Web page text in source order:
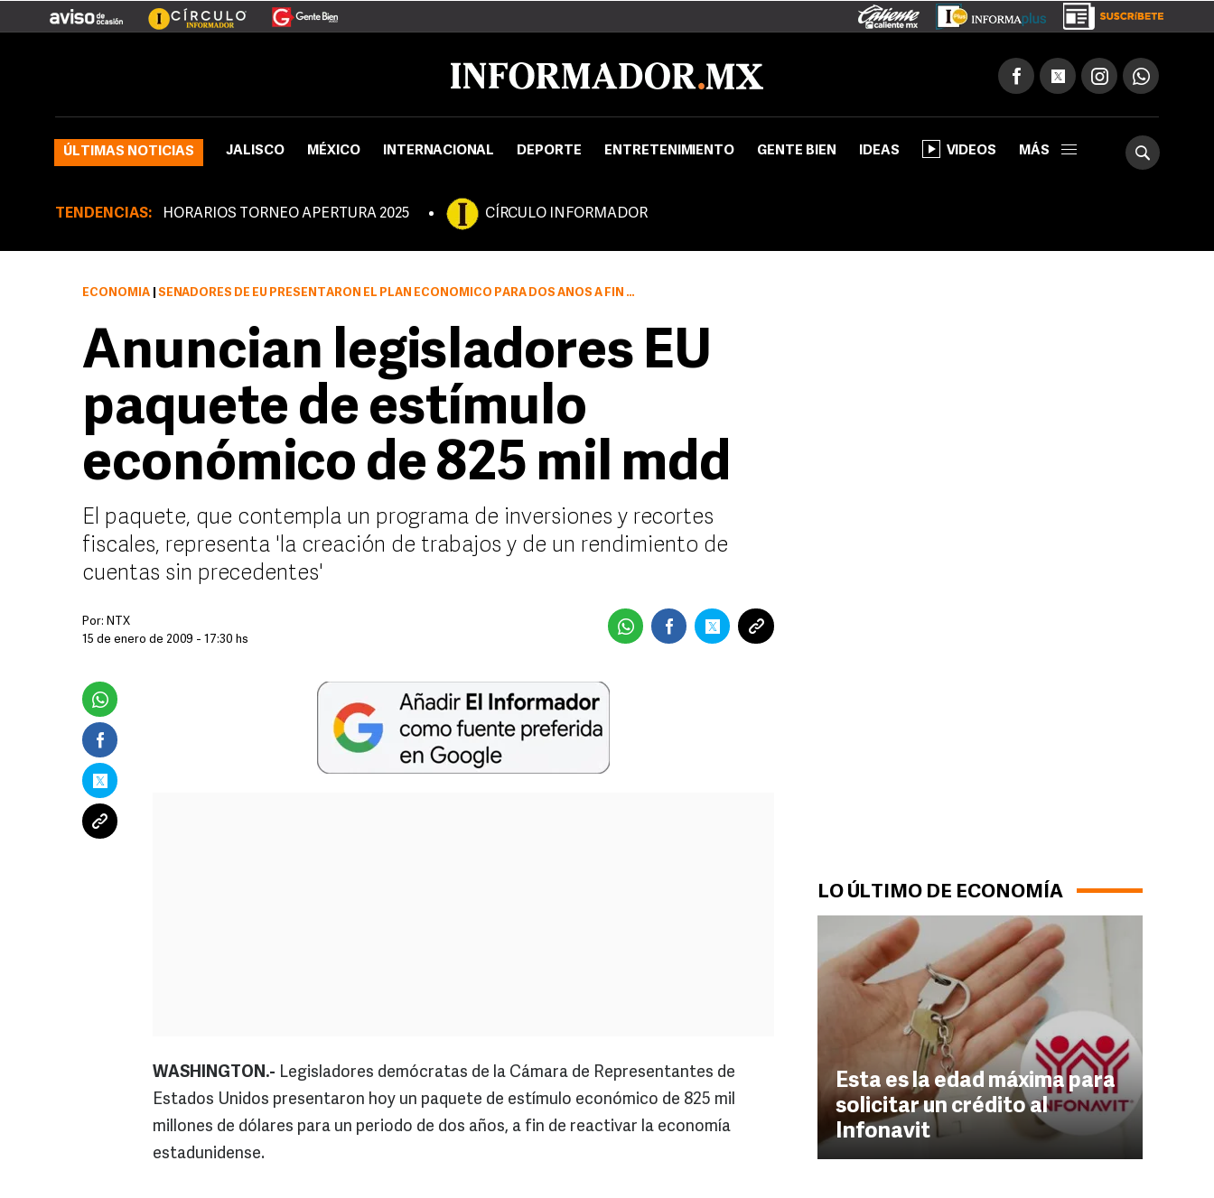
ÚLTIMAS NOTICIAS JALISCO MÉXICO INTERNACIONAL DEPORTE ENTRETENIMIENTO GENTE BIEN IDEAS VIDEOS MÁS
TENDENCIAS: HORARIOS TORNEO APERTURA 2025 CÍRCULO INFORMADOR
LO ÚLTIMO DE ECONOMÍA
Esta es la edad máxima para
solicitar un crédito al
Infonavit
ECONOMÍA SENADORES DE EU PRESENTARON EL PLAN ECONÓMICO PARA DOS AÑOS A FIN DE REACTIVAR LA ECONOMÍA ESTADUNIDENSE
Anuncian legisladores EU
paquete de estímulo
económico de 825 mil mdd
El paquete, que contempla un programa de inversiones y recortes
fiscales, representa 'la creación de trabajos y de un rendimiento de
cuentas sin precedentes'
Por: NTX
15 de enero de 2009 - 17:30 hs
WASHINGTON.- Legisladores demócratas de la Cámara de Representantes de
Estados Unidos presentaron hoy un paquete de estímulo económico de 825 mil
millones de dólares para un periodo de dos años, a fin de reactivar la economía
estadunidense.